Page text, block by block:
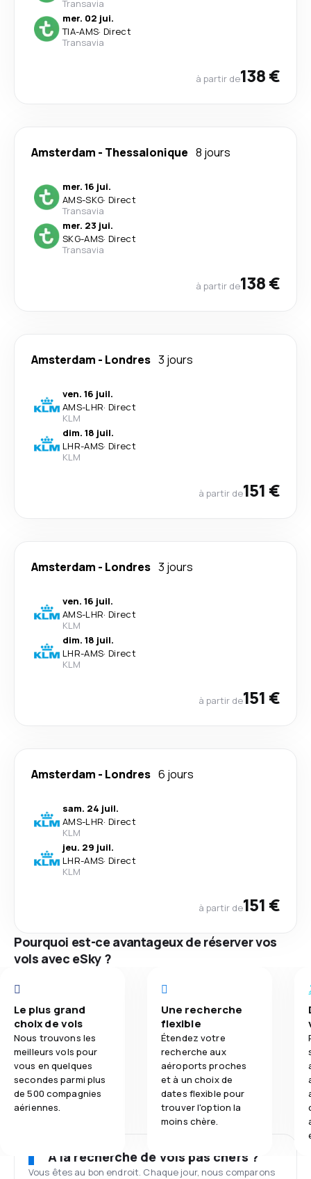
Transavia
mer. 02 jui.
TIA-AMS· Direct
Transavia
à partir de138 €
Amsterdam - Thessalonique 8 jours
mer. 16 jui.
AMS-SKG· Direct
Transavia
mer. 23 jui.
SKG-AMS· Direct
Transavia
à partir de138 €
Amsterdam - Londres 3 jours
ven. 16 juil.
AMS-LHR· Direct
KLM
dim. 18 juil.
LHR-AMS· Direct
KLM
à partir de151 €
Amsterdam - Londres 3 jours
ven. 16 juil.
AMS-LHR· Direct
KLM
dim. 18 juil.
LHR-AMS· Direct
KLM
à partir de151 €
Amsterdam - Londres 6 jours
sam. 24 juil.
AMS-LHR· Direct
KLM
jeu. 29 juil.
LHR-AMS· Direct
KLM
à partir de151 €
Pourquoi est-ce avantageux de réserver vos
vols avec eSky ?
Le plus grand
choix de vols
Nous trouvons les
meilleurs vols pour
vous en quelques
secondes parmi plus
de 500 compagnies
aériennes.
Une recherche
flexible
Étendez votre
recherche aux
aéroports proches
et à un choix de
dates flexible pour
trouver l'option la
moins chère.
À la recherche de vols pas chers ?
Vous êtes au bon endroit. Chaque jour, nous comparons